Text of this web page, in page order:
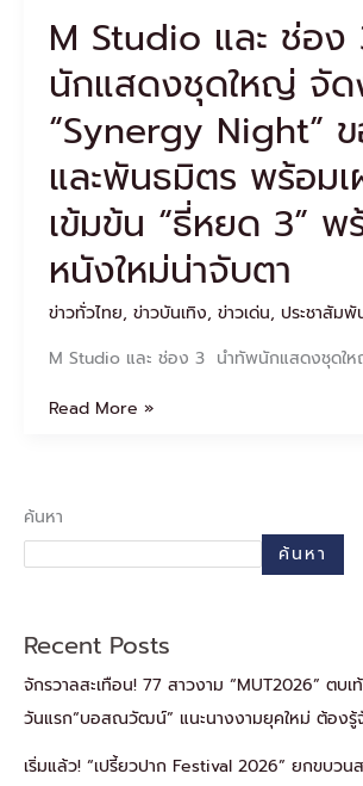
M Studio และ ช่อ
นักแสดงชุดใหญ่ จัด
“Synergy Night”
และพันธมิตร พร้อม
เข้มข้น “ธี่หยด 3” พ
หนังใหม่น่าจับตา
ข่าวทั่วไทย, ข่าวบันเทิง, ข่าวเด่น, ประชาสัมพั
M Studio และ ช่อง 3 นำทัพนักแสดงชุดให
สื่อ
พันธมิตร
พร้อม
เผย
เข้ม
ข้น
“ธี่
หยด
3”
พร้อม
หนัง
น่า
Read More »
ค้นหา
ค้นหา
Recent Posts
จักรวาลสะเทือน! 77 สาวงาม “MUT2026” ตบเ
วันแรก“บอสณวัฒน์” แนะนางงามยุคใหม่ ต้องรู้
เริ่มแล้ว! “เปรี้ยวปาก Festival 2026” ยกขบว